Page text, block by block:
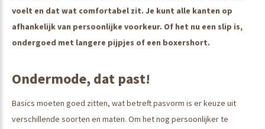
voelt en dat wat comfortabel zit. Je kunt alle kanten op
afhankelijk van persoonlijke voorkeur. Of het nu een slip is,
ondergoed met langere pijpjes of een boxershort.
Ondermode, dat past!
Basics moeten goed zitten, wat betreft pasvorm is er keuze uit
verschillende soorten en maten. Om het nog persoonlijker te